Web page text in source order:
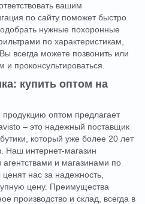
вашим
по сайту поможет быстро
нужные похоронные
по характеристикам,
всегда можете позвонить или
проконсультироваться.
купить оптом на
продукцию оптом предлагает
– это надежный поставщик
который уже более 20 лет
Наш интернет-магазин
и магазинами по
нас за надежность,
цену. Преимущества
производство и склад, всегда в